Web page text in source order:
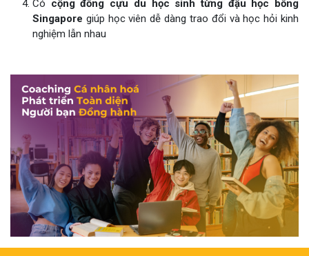
Có cộng đồng cựu du học sinh từng đậu học bổng
Singapore giúp học viên dễ dàng trao đổi và học hỏi kinh
nghiệm lẫn nhau